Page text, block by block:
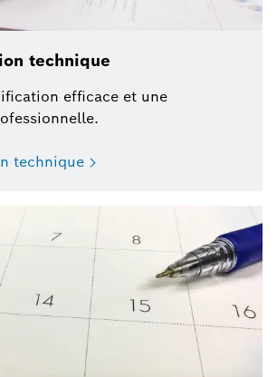
technique
efficace et une
technique